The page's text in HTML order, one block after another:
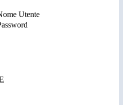
Utente